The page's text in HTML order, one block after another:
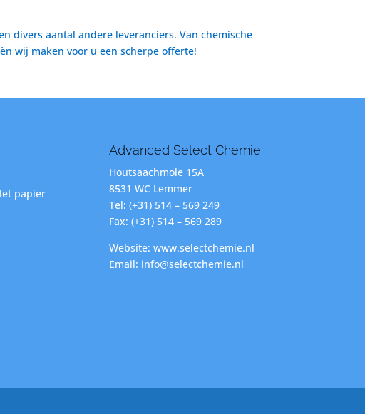
divers aantal andere leveranciers. Van chemische
wij maken voor u een scherpe offerte!
papier
Advanced Select Chemie
Houtsaachmole 15A
8531 WC Lemmer
Tel: (+31) 514 – 569 249
Fax: (+31) 514 – 569 289
Website: www.selectchemie.nl
Email: info@selectchemie.nl